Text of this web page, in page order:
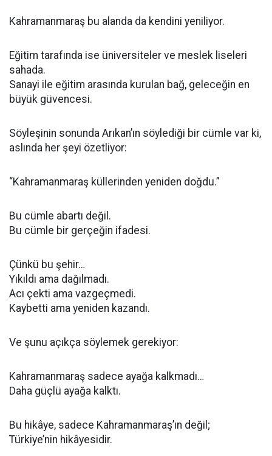
Kahramanmaraş bu alanda da kendini yeniliyor.
Eğitim tarafında ise üniversiteler ve meslek liseleri
sahada.
Sanayi ile eğitim arasında kurulan bağ, geleceğin en
büyük güvencesi.
Söyleşinin sonunda Arıkan’ın söylediği bir cümle var ki,
aslında her şeyi özetliyor:
“Kahramanmaraş küllerinden yeniden doğdu.”
Bu cümle abartı değil.
Bu cümle bir gerçeğin ifadesi.
Çünkü bu şehir…
Yıkıldı ama dağılmadı.
Acı çekti ama vazgeçmedi.
Kaybetti ama yeniden kazandı.
Ve şunu açıkça söylemek gerekiyor:
Kahramanmaraş sadece ayağa kalkmadı…
Daha güçlü ayağa kalktı.
Bu hikâye, sadece Kahramanmaraş’ın değil;
Türkiye’nin hikâyesidir.